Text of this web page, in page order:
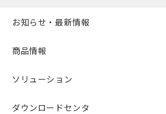
お知らせ・最新情報
商品情報
ソリューション
ダウンロードセンタ